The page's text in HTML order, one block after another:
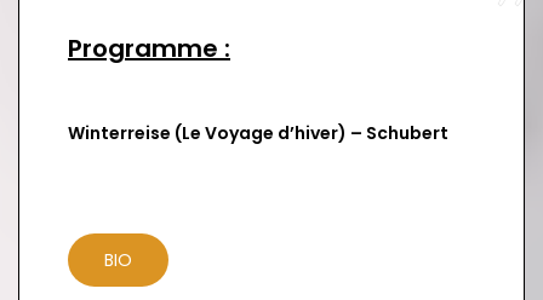
Programme :
Winterreise (Le Voyage d’hiver) – Schubert
BIO